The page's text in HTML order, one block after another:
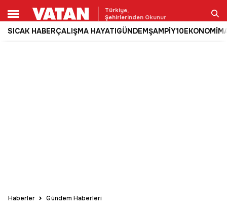
Türkiye,
Şehirlerinden Okunur
SICAK HABERÇALIŞMA HAYATIGÜNDEMŞAMPİY10EKONOMİ
Ara
Haberler Gündem Haberleri